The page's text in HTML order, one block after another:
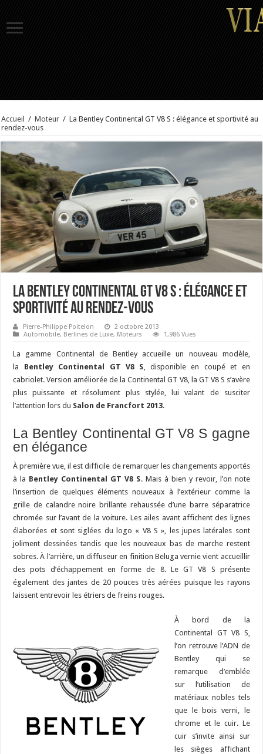
Accueil / Moteur / La Bentley Continental GT V8 S : élégance et sportivité au
rendez-vous
La Bentley Continental GT V8 S : élégance et
sportivité au rendez-vous
Pierre-Philippe Poitelon
2 octobre 2013
Automobile, Berlines de Luxe, Moteurs 1,986 Vues
La gamme Continental de Bentley accueille un nouveau modèle,
la Bentley Continental GT V8 S , disponible en coupé et en
cabriolet. Version améliorée de la Continental GT V8, la GT V8 S s’avère
plus puissante et résolument plus stylée, lui valant de susciter
l’attention lors du Salon de Francfort 2013.
La Bentley Continental GT V8 S gagne
en élégance
À première vue, il est difficile de remarquer les changements apportés
à la Bentley Continental GT V8 S. Mais à bien y revoir, l’on note
l’insertion de quelques éléments nouveaux à l’extérieur comme la
grille de calandre noire brillante rehaussée d’une barre séparatrice
chromée sur l’avant de la voiture. Les ailes avant affichent des lignes
élaborées et sont siglées du logo « V8 S », les jupes latérales sont
joliment dessinées tandis que les nouveaux bas de marche restent
sobres. À l’arrière, un diffuseur en finition Beluga vernie vient accueillir
des pots d’échappement en forme de 8. Le GT V8 S présente
également des jantes de 20 pouces très aérées puisque les rayons
laissent entrevoir les étriers de freins rouges.
À bord de la
Continental GT V8 S,
l’on retrouve l’ADN de
Bentley qui se
remarque d’emblée
sur l’utilisation de
matériaux nobles tels
que le bois verni, le
chrome et le cuir. Le
cuir s’invite ainsi sur
les sièges affichant